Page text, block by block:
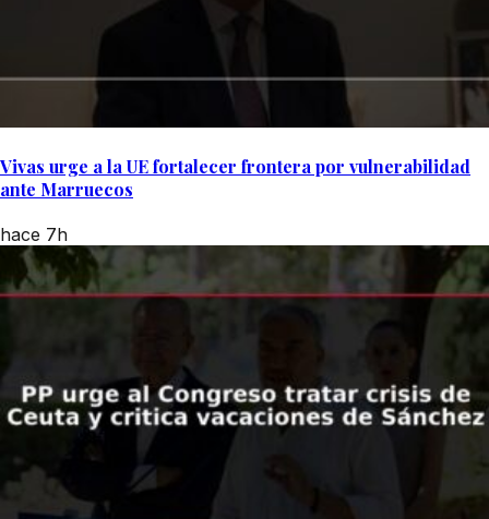
Vivas urge a la UE fortalecer frontera por vulnerabilidad
ante Marruecos
hace 7h